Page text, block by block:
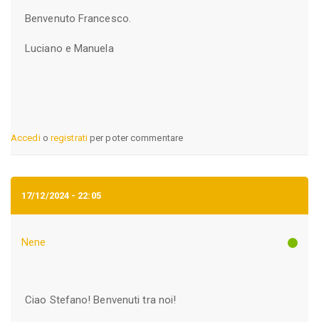
Benvenuto Francesco.
Luciano e Manuela
Accedio registratiper poter commentare
17/12/2024 - 22:05
Nene
Ciao Stefano! Benvenuti tra noi!